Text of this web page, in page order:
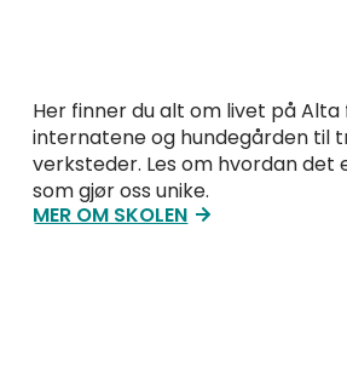
Her finner du alt om livet på
internatene og hundegården til
verksteder. Les om hvordan det
som gjør oss unike.
MER OM SKOLEN